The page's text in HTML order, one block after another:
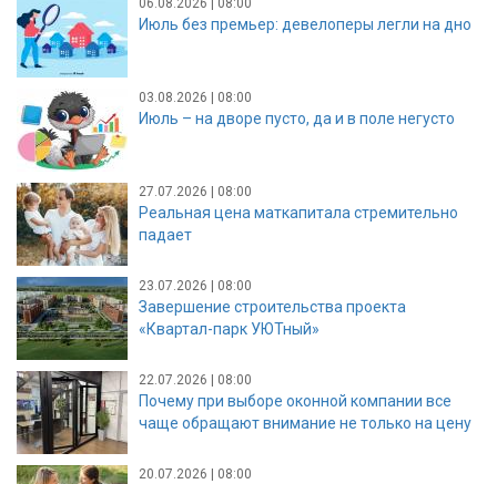
Июль без премьер: девелоперы легли на дно
03.08.2026 | 08:00
Июль – на дворе пусто, да и в поле негусто
27.07.2026 | 08:00
Реальная цена маткапитала стремительно
падает
23.07.2026 | 08:00
Завершение строительства проекта
«Квартал-парк УЮТный»
22.07.2026 | 08:00
Почему при выборе оконной компании все
чаще обращают внимание не только на цену
20.07.2026 | 08:00